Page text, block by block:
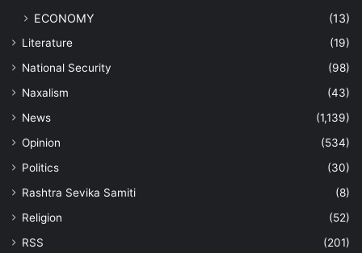
ECONOMY (13)
Literature
(19)
National Security
(98)
Naxalism
(43)
News
(1,139)
Opinion
(534)
Politics
(30)
Rashtra Sevika Samiti
(8)
Religion
(52)
RSS
(201)